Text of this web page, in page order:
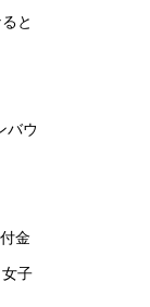
と
バウ
金
子